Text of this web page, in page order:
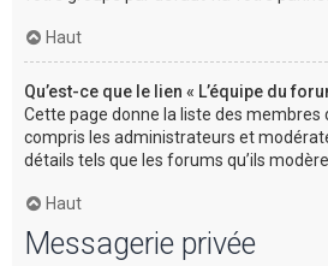
Haut
Qu’est-ce que le lien « L’équipe du
Cette page donne la liste des membres
compris les administrateurs et
détails tels que les forums qu’ils
Haut
Messagerie privée